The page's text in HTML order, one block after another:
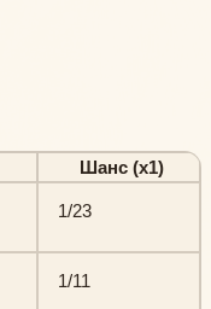
Шанс (х1)
1/23
1/11